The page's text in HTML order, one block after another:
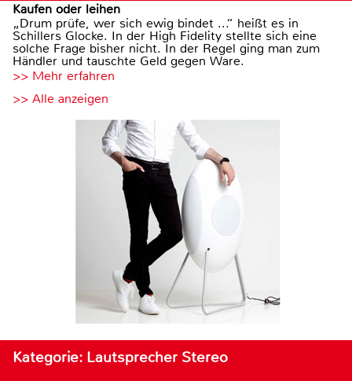
Kaufen oder leihen
„Drum prüfe, wer sich ewig bindet ...“ heißt es in
Schillers Glocke. In der High Fidelity stellte sich eine
solche Frage bisher nicht. In der Regel ging man zum
Händler und tauschte Geld gegen Ware.
>> Mehr erfahren
>> Alle anzeigen
Kategorie: Lautsprecher Stereo